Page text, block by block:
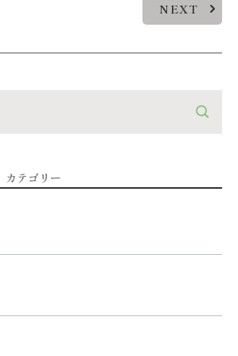
NEXT
カテゴリー